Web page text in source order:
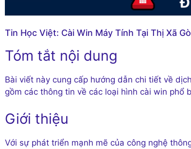
Tin Học Việt: Cài Win Máy Tính Tại Thị Xã
Tóm tắt nội dung
Bài viết này cung cấp hướng dẫn chi tiết về
gồm các thông tin về các loại hình cài win phổ
Giới thiệu
Với sự phát triển mạnh mẽ của công nghệ